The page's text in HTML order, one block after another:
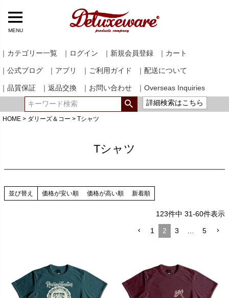
MENU
｜カテゴリー一覧 ｜ログイン ｜新規会員登録 ｜カート
｜公式ブログ ｜アプリ ｜ご利用ガイド ｜配送について
｜品質保証 ｜返品交換 ｜お問い合わせ
｜Overseas Inquiries
詳細検索はこちら
HOME ダリーズ＆コー Tシャツ
Tシャツ
並び替え 価格が安い順 価格が高い順 新着順
123件中 31-60件表示
1 2 3 … 5